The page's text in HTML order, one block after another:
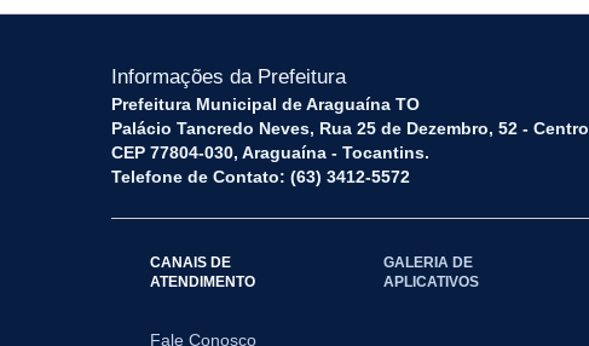
Informações da Prefeitura
Prefeitura Municipal de Araguaína TO
Palácio Tancredo Neves, Rua 25 de Dezembro, 52 - Centro
CEP 77804-030, Araguaína - Tocantins.
Telefone de Contato: (63) 3412-5572
CANAIS DE
ATENDIMENTO
Fale Conosco
GALERIA DE
APLICATIVOS